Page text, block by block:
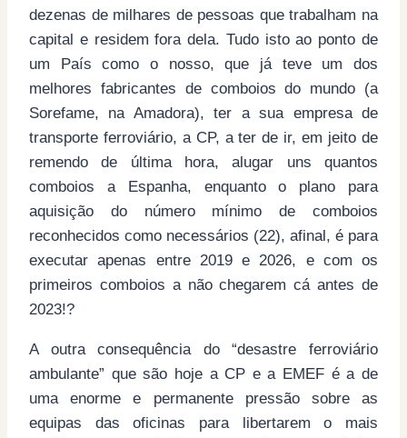
dezenas de milhares de pessoas que trabalham na
capital e residem fora dela. Tudo isto ao ponto de
um País como o nosso, que já teve um dos
melhores fabricantes de comboios do mundo (a
Sorefame, na Amadora), ter a sua empresa de
transporte ferroviário, a CP, a ter de ir, em jeito de
remendo de última hora, alugar uns quantos
comboios a Espanha, enquanto o plano para
aquisição do número mínimo de comboios
reconhecidos como necessários (22), afinal, é para
executar apenas entre 2019 e 2026, e com os
primeiros comboios a não chegarem cá antes de
2023!?
A outra consequência do “desastre ferroviário
ambulante” que são hoje a CP e a EMEF é a de
uma enorme e permanente pressão sobre as
equipas das oficinas para libertarem o mais